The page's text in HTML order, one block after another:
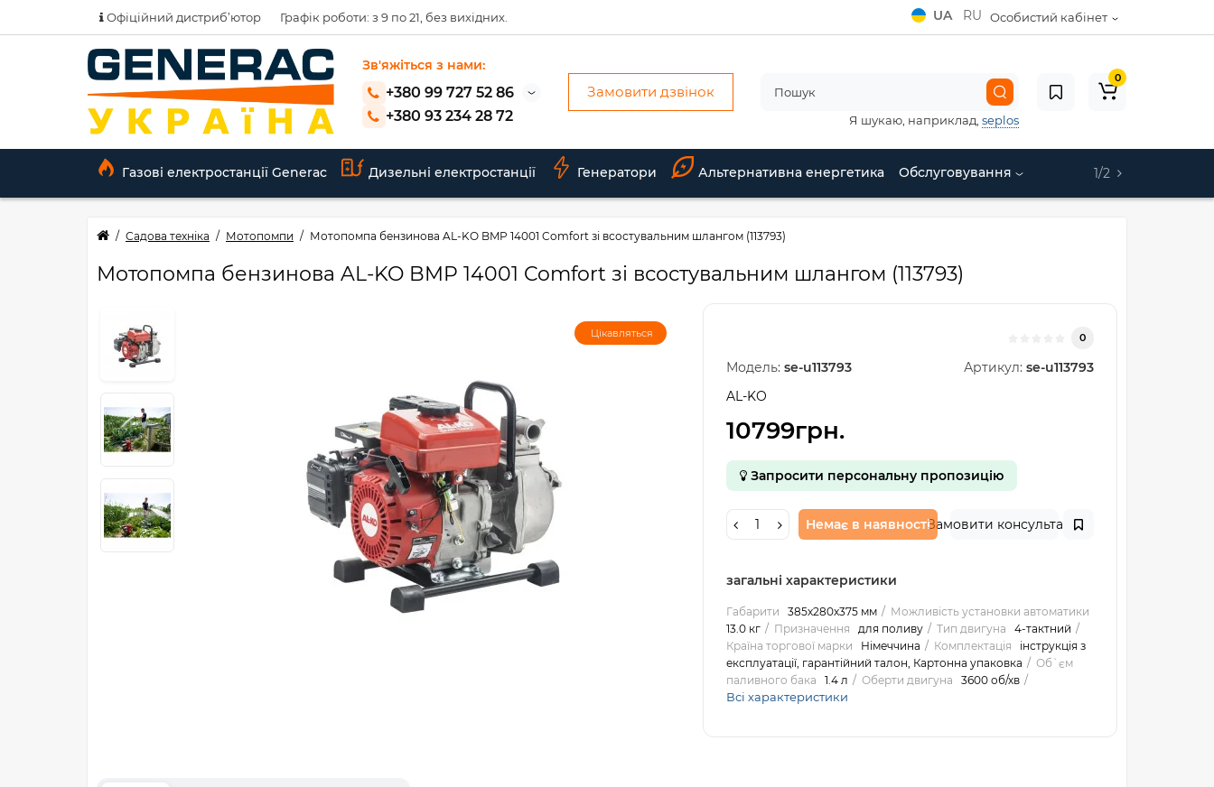
Офіційний дистриб’ютор Графік роботи: з 9 по 21, без вихідних. Особистий кабінет
UA RU
Зв'яжіться з нами:
+380 99 727 52 86
+380 93 234 28 72
Замовити дзвінок
Я шукаю, наприклад, seplos
0
Газові електростанції Generac Дизельні електростанції Генератори Альтернативна енергетика Обслуговування 1/2
Садова техніка Мотопомпи Мотопомпа бензинова AL-KO BMP 14001 Comfort зі всостувальним шлангом (113793)
Мотопомпа бензинова AL-KO BMP 14001 Comfort зі всостувальним шлангом (113793)
Цікавляться 0
Модель: se-u113793 Артикул: se-u113793
AL-KO
10799грн.
Запросити персональну пропозицію
Немає в наявностіЗамовити консультацію
загальні характеристики
Габарити 385х280х375 мм
Можливість установки автоматики
13.0 кг
Призначення для поливу Тип двигуна
4-тактний
Країна торгової марки
Німеччина Комплектація
інструкція з
експлуатації, гарантійний талон, Картонна упаковка
Об`єм
паливного бака
1.4 л Оберти двигуна 3600 об/хв
Всі характеристики